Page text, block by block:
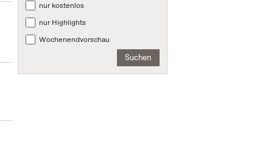
nur kostenlos
nur Highlights
Wochenendvorschau
Suchen